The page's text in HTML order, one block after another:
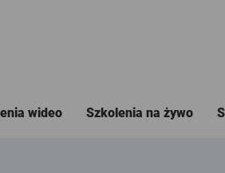
wideo Szkolenia na żywo